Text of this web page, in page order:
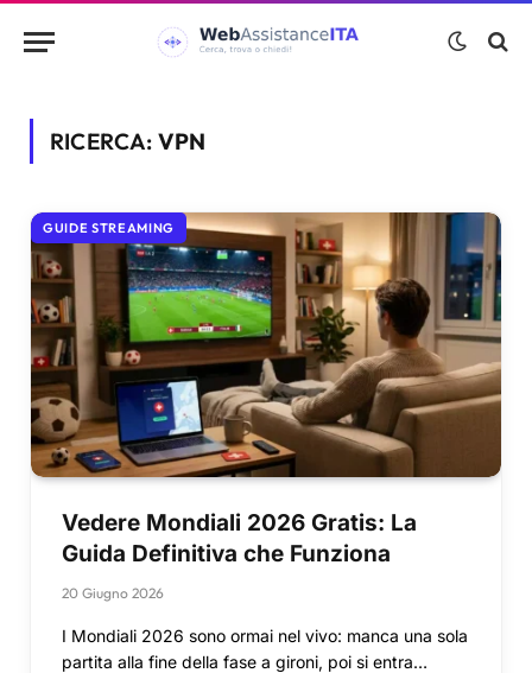
RICERCA: VPN
GUIDE STREAMING
Vedere Mondiali 2026 Gratis: La
Guida Definitiva che Funziona
20 Giugno 2026
I Mondiali 2026 sono ormai nel vivo: manca una sola
partita alla fine della fase a gironi, poi si entra…